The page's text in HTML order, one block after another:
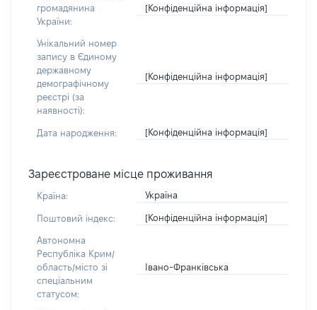
громадянина
України:
[Конфіденційна інформація]
Унікальний номер
запису в Єдиному
державному
демографічному
реєстрі (за
наявності):
[Конфіденційна інформація]
Дата народження: [Конфіденційна інформація]
Зареєстроване місце проживання
Країна: Україна
Поштовий індекс: [Конфіденційна інформація]
Автономна
Республіка Крим/
область/місто зі
спеціальним
статусом:
Івано-Франківська